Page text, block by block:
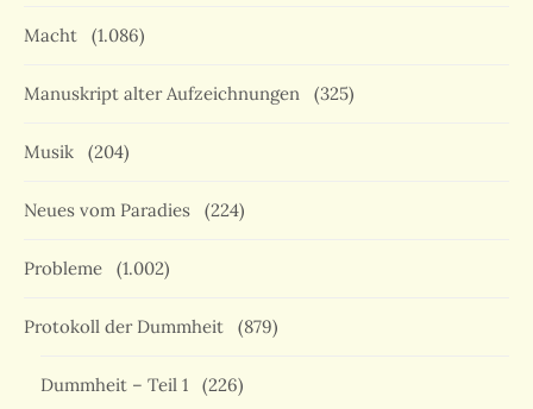
Macht (1.086)
Manuskript alter Aufzeichnungen (325)
Musik (204)
Neues vom Paradies (224)
Probleme (1.002)
Protokoll der Dummheit (879)
Dummheit – Teil 1 (226)